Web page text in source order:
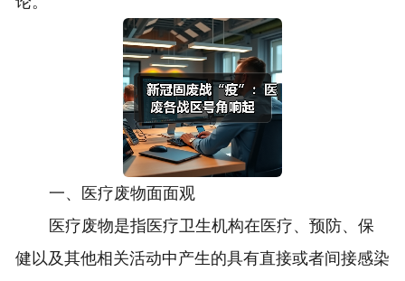
一、医疗废物面面观
医疗废物是指医疗卫生机构在医疗、预防、保
健以及其他相关活动中产生的具有直接或者间接感染